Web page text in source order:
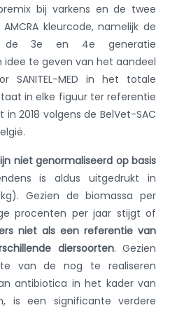
bij varkens en de twee
kleurcode, namelijk de
de 3e en 4e generatie
idee te geven van het aandeel
SANITEL-MED in het totale
in elke figuur ter referentie
2018 volgens de BelVet-SAC
niet genormaliseerd op basis
is aldus uitgedrukt in
Gezien de biomassa per
procenten per jaar stijgt of
niet als een referentie van
diersoorten. Gezien
van de nog te realiseren
antibiotica in het kader van
is een significante verdere